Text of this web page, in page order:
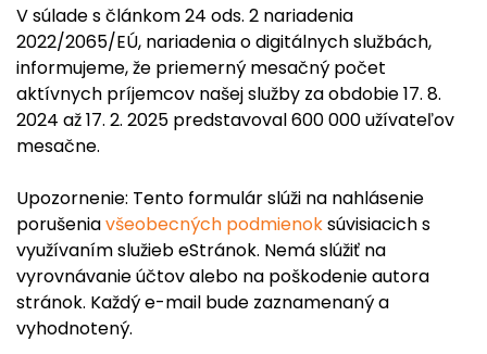
V súlade s článkom 24 ods. 2 nariadenia
2022/2065/EÚ, nariadenia o digitálnych službách,
informujeme, že priemerný mesačný počet
aktívnych príjemcov našej služby za obdobie 17. 8.
2024 až 17. 2. 2025 predstavoval 600 000 užívateľov
mesačne.
Upozornenie: Tento formulár slúži na nahlásenie
porušeniavšeobecných podmienoksúvisiacich s
využívaním služieb eStránok. Nemá slúžiť na
vyrovnávanie účtov alebo na poškodenie autora
stránok. Každý e-mail bude zaznamenaný a
vyhodnotený.